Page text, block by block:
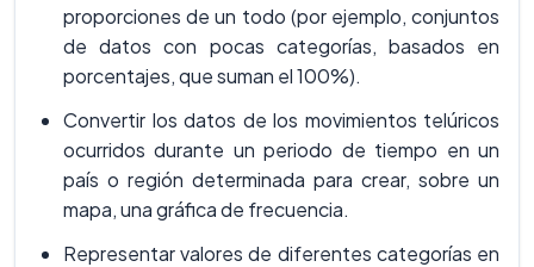
proporciones de un todo (por ejemplo, conjuntos
de datos con pocas categorías, basados en
porcentajes, que suman el 100%).
Convertir los datos de los movimientos telúricos
ocurridos durante un periodo de tiempo en un
país o región determinada para crear, sobre un
mapa, una gráfica de frecuencia.
Representar valores de diferentes categorías en